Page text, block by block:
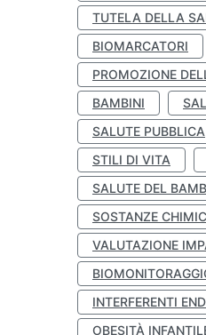
TUTELA DELLA
BIOMARCATORI
PROMOZIONE
BAMBINI
SALUTE PUBBLICA
STILI DI VITA
SALUTE DEL
SOSTANZE
VALUTAZIONE
INTERFERENTI
OBESITÀ